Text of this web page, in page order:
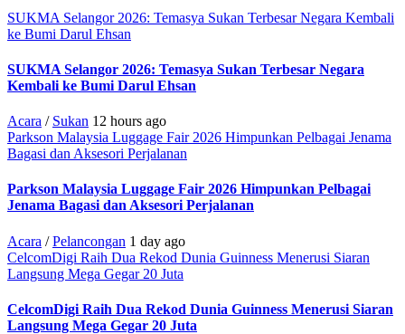
SUKMA Selangor 2026: Temasya Sukan Terbesar Negara Kembali
ke Bumi Darul Ehsan
SUKMA Selangor 2026: Temasya Sukan Terbesar Negara
Kembali ke Bumi Darul Ehsan
Acara / Sukan 12 hours ago
Parkson Malaysia Luggage Fair 2026 Himpunkan Pelbagai Jenama
Bagasi dan Aksesori Perjalanan
Parkson Malaysia Luggage Fair 2026 Himpunkan Pelbagai
Jenama Bagasi dan Aksesori Perjalanan
Acara /Pelancongan 1 day ago
CelcomDigi Raih Dua Rekod Dunia Guinness Menerusi Siaran
Langsung Mega Gegar 20 Juta
CelcomDigi Raih Dua Rekod Dunia Guinness Menerusi Siaran
Langsung Mega Gegar 20 Juta